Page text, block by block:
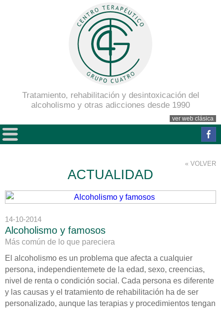
Tratamiento, rehabilitación y desintoxicación del
alcoholismo y otras adicciones desde 1990
ver web clásica
« VOLVER
ACTUALIDAD
14-10-2014
Alcoholismo y famosos
Más común de lo que pareciera
El alcoholismo es un problema que afecta a cualquier
persona, independientemete de la edad, sexo, creencias,
nivel de renta o condición social. Cada persona es diferente
y las causas y el tratamiento de rehabilitación ha de ser
personalizado, aunque las terapias y procedimientos tengan